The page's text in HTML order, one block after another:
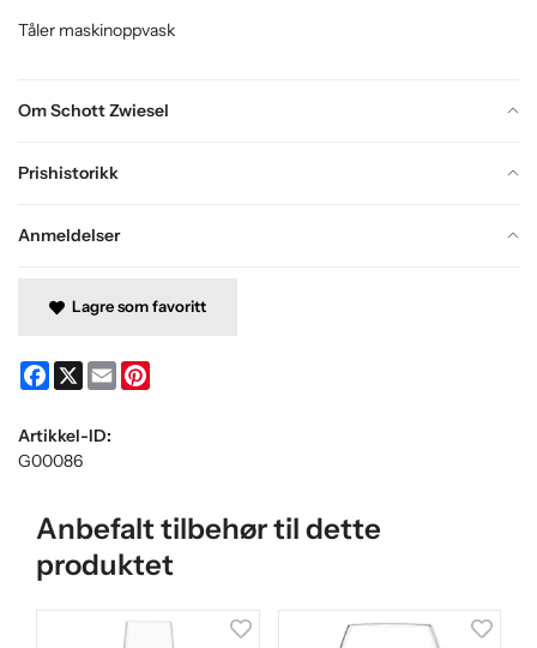
Om Schott Zwiesel
Prishistorikk
Anmeldelser
Tåler maskinoppvask
Lagre som favoritt
Facebook
X Email
Artikkel-ID:
G00086
Anbefalt tilbehør til dette
produktet